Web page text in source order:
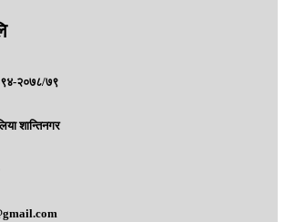
२०७८/७९
शान्तिनगर